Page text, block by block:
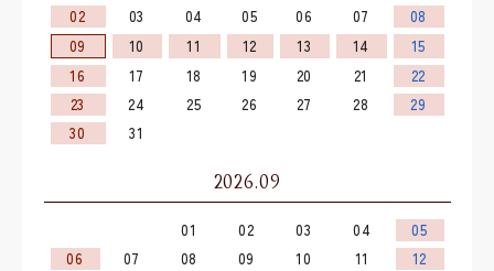
02
03 04 05 06 07
08
09
10 11 12 13 14
15
16
17 18 19 20 21
22
23
24 25 26 27 28
29
30
31
2026.09
01 02 03 04
05
06
07 08 09 10 11
12